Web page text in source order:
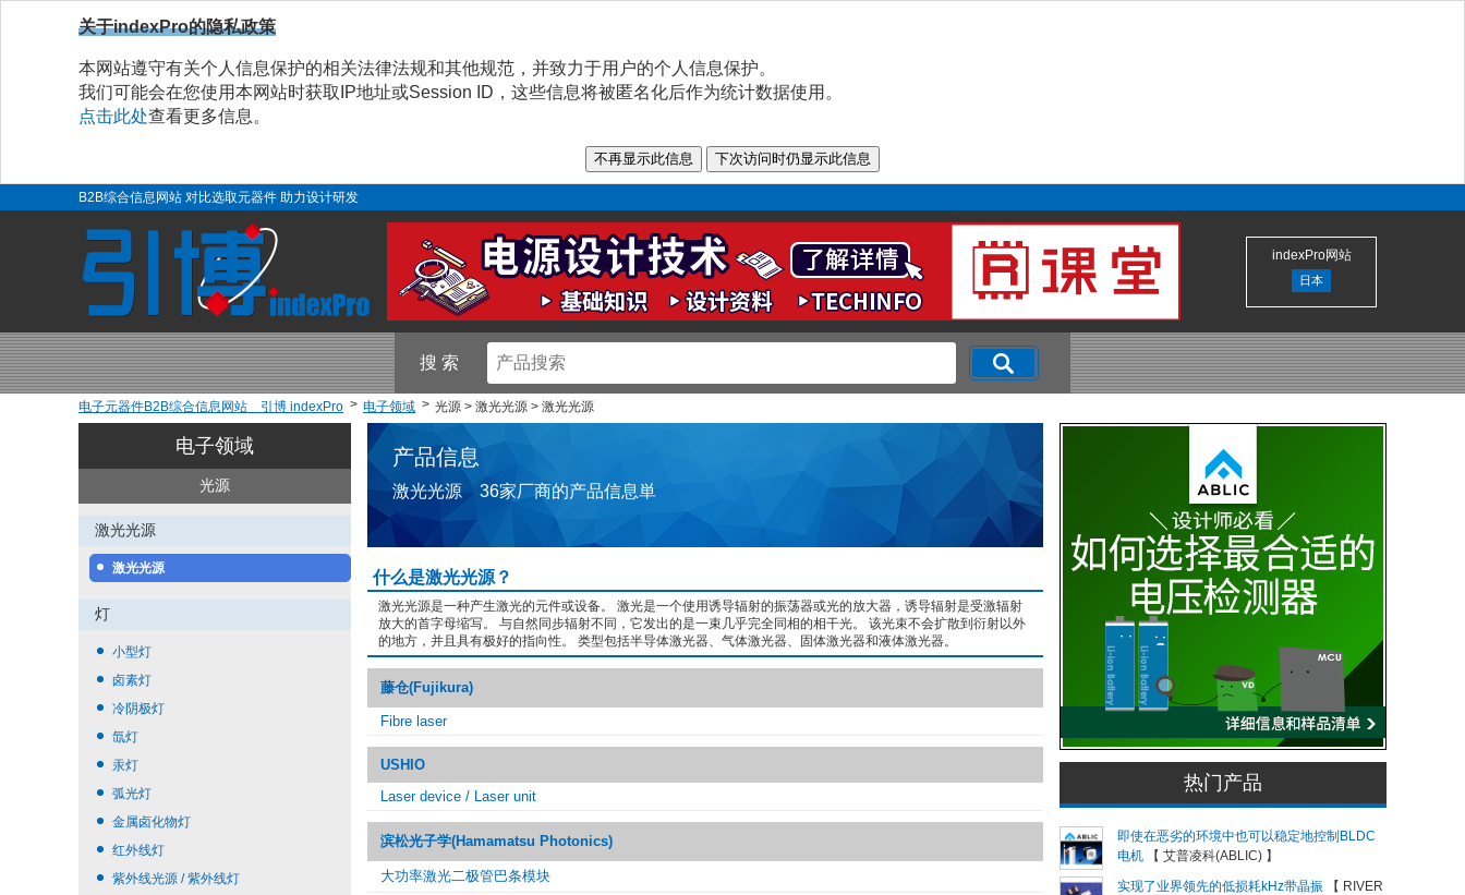
关于indexPro的隐私政策
本网站遵守有关个人信息保护的相关法律法规和其他规范，并致力于用户的个人信息保护。
我们可能会在您使用本网站时获取IP地址或Session ID，这些信息将被匿名化后作为统计数据使用。
点击此处查看更多信息。
B2B综合信息网站 对比选取元器件 助力设计研发
indexPro网站
日本
搜 索
电子元器件B2B综合信息网站 引博 indexPro 电子领域 光源 > 激光光源 > 激光光源
电子领域
光源
激光光源
激光光源
灯
小型灯
卤素灯
冷阴极灯
氙灯
汞灯
弧光灯
金属卤化物灯
红外线灯
紫外线光源 / 紫外线灯
产品信息
激光光源 36家厂商的产品信息単
什么是激光光源？
激光光源是一种产生激光的元件或设备。 激光是一个使用诱导辐射的振荡器或光的放大器，诱导辐射是受激辐射
放大的首字母缩写。 与自然同步辐射不同，它发出的是一束几乎完全同相的相干光。 该光束不会扩散到衍射以外
的地方，并且具有极好的指向性。 类型包括半导体激光器、气体激光器、固体激光器和液体激光器。
藤仓(Fujikura)
Fibre laser
USHIO
Laser device / Laser unit
滨松光子学(Hamamatsu Photonics)
大功率激光二极管巴条模块
热门产品
即使在恶劣的环境中也可以稳定地控制BLDC
电机
【 艾普凌科(ABLIC) 】
实现了业界领先的低损耗kHz带晶振
【 RIVER